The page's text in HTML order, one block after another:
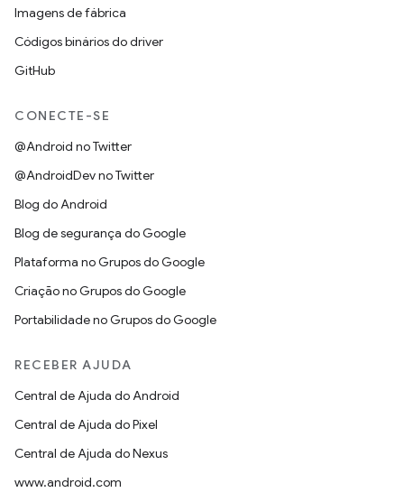
Imagens de fábrica
Códigos binários do driver
GitHub
CONECTE-SE
@Android no Twitter
@AndroidDev no Twitter
Blog do Android
Blog de segurança do Google
Plataforma no Grupos do Google
Criação no Grupos do Google
Portabilidade no Grupos do Google
RECEBER AJUDA
Central de Ajuda do Android
Central de Ajuda do Pixel
Central de Ajuda do Nexus
www.android.com